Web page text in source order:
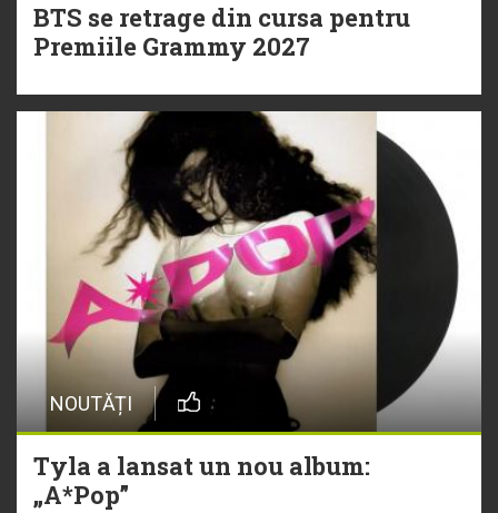
BTS se retrage din cursa pentru
Premiile Grammy 2027
NOUTĂȚI
Tyla a lansat un nou album:
„A*Pop”